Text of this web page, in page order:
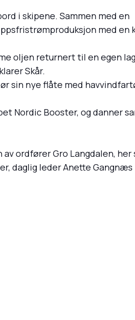
i skipene. Sammen med en
med en
oljen returnert til en egen
Skår.
sin nye flåte med
Nordic Booster, og danner
ordfører Gro Langdalen, her
daglig leder Anette Gangnæs